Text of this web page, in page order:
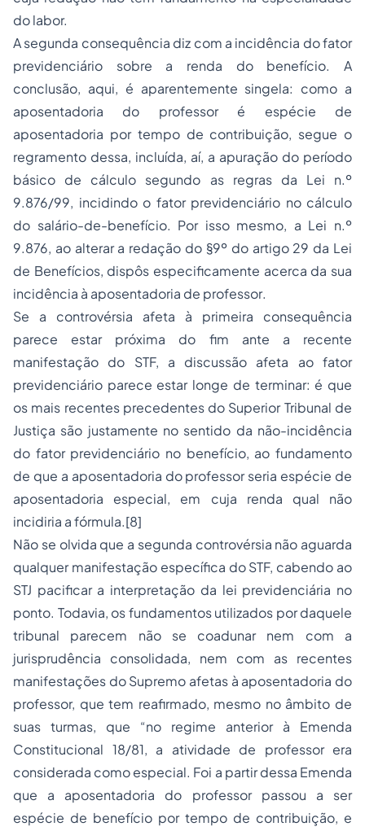
do labor.
A segunda consequência diz com a incidência do fator
previdenciário sobre a renda do benefício. A
conclusão, aqui, é aparentemente singela: como a
aposentadoria do professor é espécie de
aposentadoria por tempo de contribuição, segue o
regramento dessa, incluída, aí, a apuração do período
básico de cálculo segundo as regras da Lei n.º
9.876/99, incidindo o fator previdenciário no cálculo
do salário-de-benefício. Por isso mesmo, a Lei n.º
9.876, ao alterar a redação do §9º do artigo 29 da Lei
de Benefícios, dispôs especificamente acerca da sua
incidência à aposentadoria de professor.
Se a controvérsia afeta à primeira consequência
parece estar próxima do fim ante a recente
manifestação do STF, a discussão afeta ao fator
previdenciário parece estar longe de terminar: é que
os mais recentes precedentes do Superior Tribunal de
Justiça são justamente no sentido da não-incidência
do fator previdenciário no benefício, ao fundamento
de que a aposentadoria do professor seria espécie de
aposentadoria especial, em cuja renda qual não
incidiria a fórmula.[8]
Não se olvida que a segunda controvérsia não aguarda
qualquer manifestação específica do STF, cabendo ao
STJ pacificar a interpretação da lei previdenciária no
ponto. Todavia, os fundamentos utilizados por daquele
tribunal parecem não se coadunar nem com a
jurisprudência consolidada, nem com as recentes
manifestações do Supremo afetas à aposentadoria do
professor, que tem reafirmado, mesmo no âmbito de
suas turmas, que “no regime anterior à Emenda
Constitucional 18/81, a atividade de professor era
considerada como especial. Foi a partir dessa Emenda
que a aposentadoria do professor passou a ser
espécie de benefício por tempo de contribuição, e